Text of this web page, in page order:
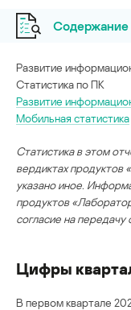
Содержание
Развитие
Статистика по ПК
Развитие
Мобильная статистика
Статистика в этом
вердиктах продуктов
указано иное.
продуктов
согласие на передачу
Цифры
В первом квартале